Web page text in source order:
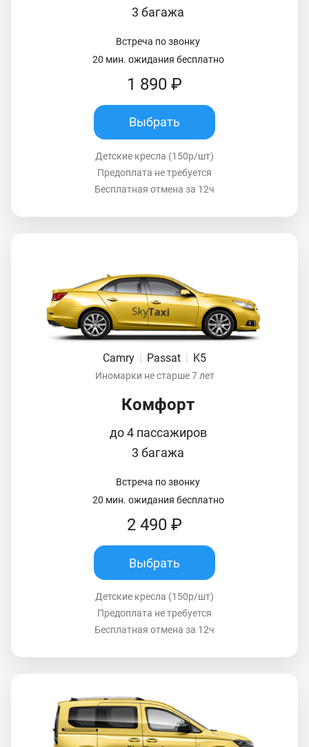
3 багажа
Встреча по звонку
20 мин. ожидания бесплатно
1 890 ₽
Выбрать
Детские кресла (150р/шт)
Предоплата не требуется
Бесплатная отмена за 12ч
Camry Passat K5
Иномарки не старше 7 лет
Комфорт
до 4 пассажиров
3 багажа
Встреча по звонку
20 мин. ожидания бесплатно
2 490 ₽
Выбрать
Детские кресла (150р/шт)
Предоплата не требуется
Бесплатная отмена за 12ч